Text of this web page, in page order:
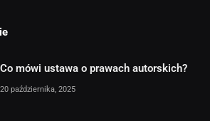
Co mówi ustawa o prawach autorskich?
20 października, 2025